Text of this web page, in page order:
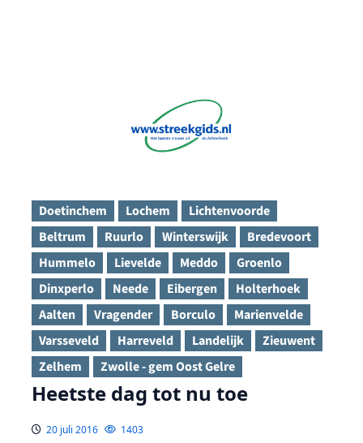
Doetinchem Lochem
Lichtenvoorde
Beltrum
Ruurlo Winterswijk
Bredevoort
Hummelo
Lievelde Meddo
Groenlo
Dinxperlo
Neede Eibergen
Holterhoek
Aalten
Vragender Borculo
Marienvelde
Varsseveld
Harreveld Landelijk
Zieuwent
Zelhem
Zwolle - gem Oost Gelre
Heetste dag tot nu toe
20 juli 2016 1403